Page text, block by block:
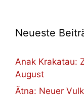
Neueste
Anak Krakatau:
August
Ätna: Neuer